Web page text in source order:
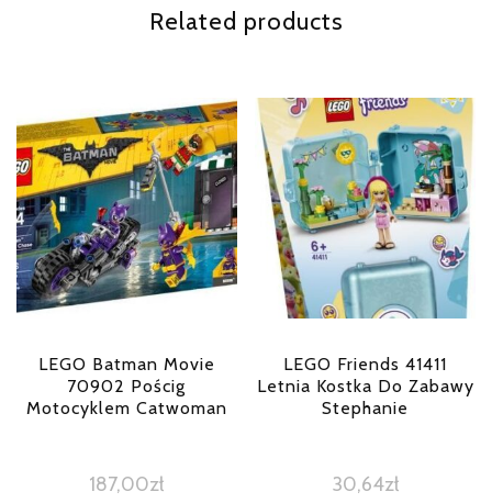
Related products
LEGO Batman Movie
70902 Pościg
Motocyklem Catwoman
187,00zł
LEGO Friends 41411
Letnia Kostka Do Zabawy
Stephanie
30,64zł